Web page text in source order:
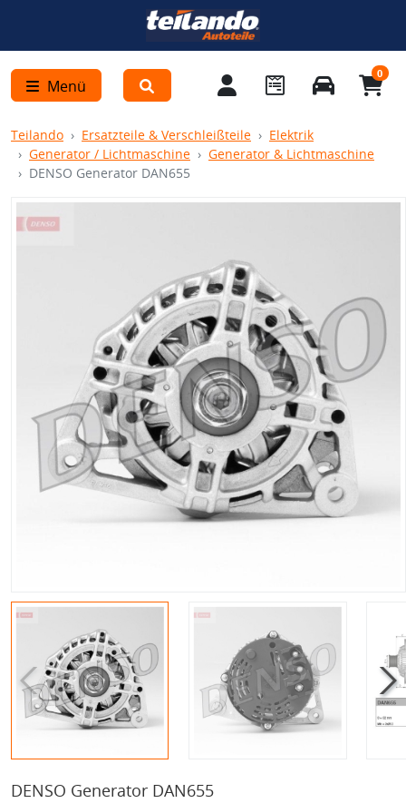
Menü
0
Teilando Ersatzteile & Verschleißteile
Elektrik
Generator / Lichtmaschine
Generator & Lichtmaschine
DENSO Generator DAN655
DENSO Generator DAN655